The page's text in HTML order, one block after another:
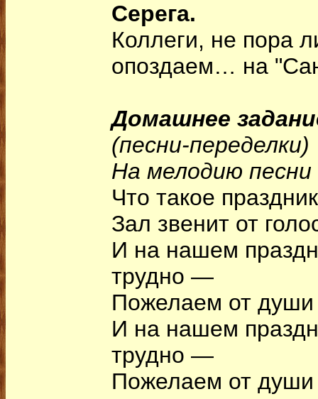
Серега.
Коллеги, не пора
опоздаем… на
Домашнее
(песни-переделки)
На мелодию
Что такое
Зал звенит от
И на нашем
трудно —
Пожелаем от души
И на нашем
трудно —
Пожелаем от души